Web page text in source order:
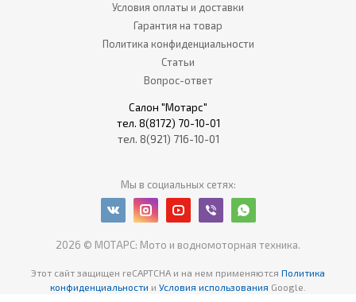
Условия оплаты и доставки
Гарантия на товар
Политика конфиденциальности
Статьи
Вопрос-ответ
Салон "Мотарс"
тел. 8(8172) 70-10-01
тел. 8(921) 716-10-01
Мы в социальных сетях:
2026 © МОТАРС: Мото и водномоторная техника.
Этот сайт защищен reCAPTCHA и на нем применяются Политика
конфиденциальности и Условия использования Google.